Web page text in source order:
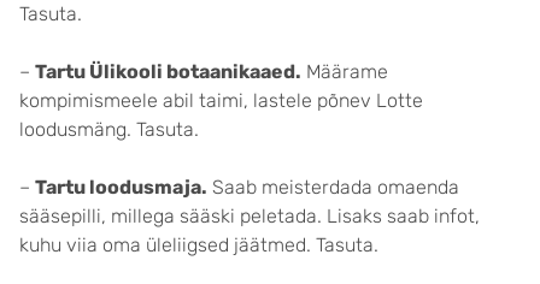
Tasuta.
– Tartu Ülikooli botaanikaaed. Määrame
kompimismeele abil taimi, lastele põnev Lotte
loodusmäng. Tasuta.
– Tartu loodusmaja. Saab meisterdada omaenda
sääsepilli, millega sääski peletada. Lisaks saab infot,
kuhu viia oma üleliigsed jäätmed. Tasuta.